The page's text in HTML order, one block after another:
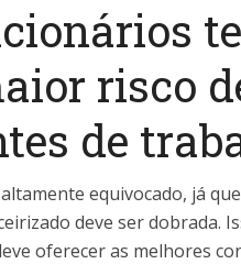
risco
de
equivocado, já
deve ser dobrada.
oferecer as melhores